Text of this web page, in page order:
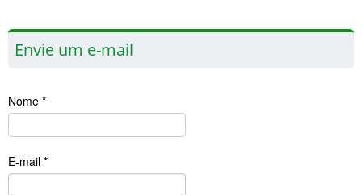
Envie um e-mail
Nome *
E-mail *